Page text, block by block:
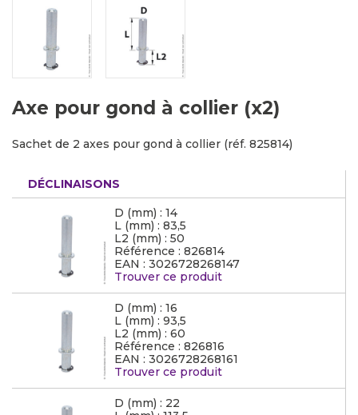
Axe pour gond à collier (x2)
Sachet de 2 axes pour gond à collier (réf. 825814)
DÉCLINAISONS
D (mm) : 14
L (mm) : 83,5
L2 (mm) : 50
Référence : 826814
EAN : 3026728268147
Trouver ce produit
D (mm) : 16
L (mm) : 93,5
L2 (mm) : 60
Référence : 826816
EAN : 3026728268161
Trouver ce produit
D (mm) : 22